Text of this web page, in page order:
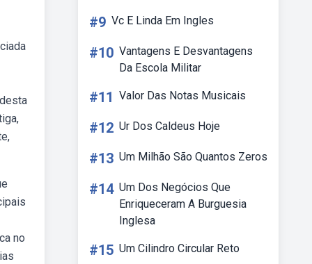
no
#9 Vc E Linda Em Ingles
#10 Vantagens E Desvantagens
Da Escola Militar
#11 Valor Das Notas Musicais
#12 Ur Dos Caldeus Hoje
#13 Um Milhão São Quantos Zeros
#14 Um Dos Negócios Que
Enriqueceram A Burguesia
Inglesa
#15 Um Cilindro Circular Reto